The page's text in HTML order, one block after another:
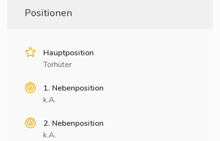
Positionen
Hauptposition
Torhüter
1. Nebenposition
k.A.
2. Nebenposition
k.A.